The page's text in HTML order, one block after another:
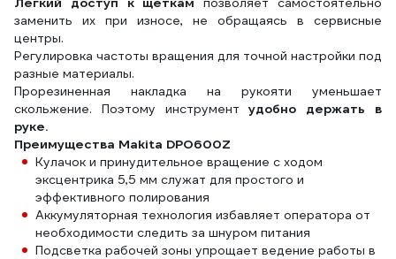
заменить их при износе, не обращаясь в сервисные
центры.
Регулировка частоты вращения для точной настройки под
разные материалы.
Прорезиненная накладка на рукояти уменьшает
скольжение. Поэтому инструментудобно держать в
руке.
Преимущества Makita DPO600Z
Кулачок и принудительное вращение с ходом
эксцентрика 5,5 мм служат для простого и
эффективного полирования
Аккумуляторная технология избавляет оператора от
необходимости следить за шнуром питания
Подсветка рабочей зоны упрощает ведение работы в